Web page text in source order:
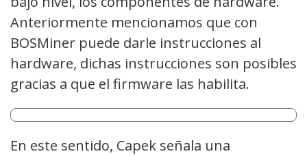
Anteriormente mencionamos que con
BOSMiner puede darle instrucciones al
hardware, dichas instrucciones son posibles
gracias a que el firmware las habilita.
En este sentido, Capek señala una